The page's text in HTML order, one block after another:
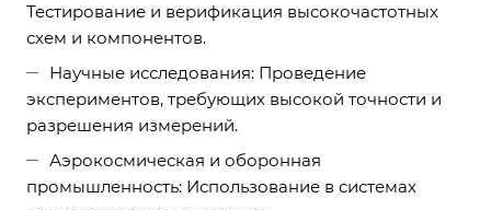
Тестирование и верификация высокочастотных
схем и компонентов.
Научные исследования: Проведение
экспериментов, требующих высокой точности и
разрешения измерений.
Аэрокосмическая и оборонная
промышленность: Использование в системах